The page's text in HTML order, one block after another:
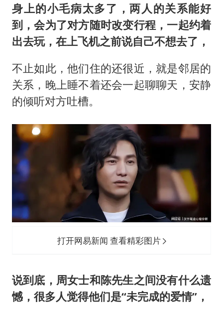
身上的小毛病太多了，两人的关系能好
到，会为了对方随时改变行程，一起约着
出去玩，在上飞机之前说自己不想去了，
不止如此，他们住的还很近，就是邻居的
关系，晚上睡不着还会一起聊聊天，安静
的倾听对方吐槽。
打开网易新闻 查看精彩图片
说到底，周女士和陈先生之间没有什么遗
憾，很多人觉得他们是“未完成的爱情”，